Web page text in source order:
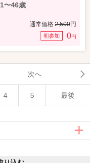
〜46歳
通常価格 2,500円
初参加 0円
次へ
4 5 最後